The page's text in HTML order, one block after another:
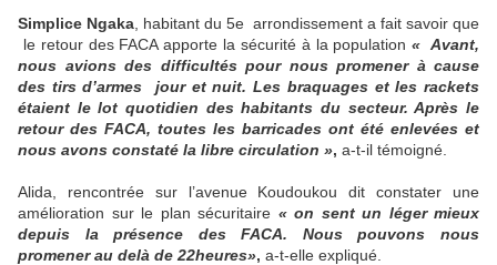
Simplice Ngaka , habitant du 5e arrondissement a fait savoir que
le retour des FACA apporte la sécurité à la population« Avant,
nous avions des difficultés pour nous promener à cause
des tirs d’armes jour et nuit. Les braquages et les rackets
étaient le lot quotidien des habitants du secteur. Après le
retour des FACA, toutes les barricades ont été enlevées et
nous avons constaté la libre circulation », a-t-il témoigné.
Alida, rencontrée sur l’avenue Koudoukou dit constater une
amélioration sur le plan sécuritaire « on sent un léger mieux
depuis la présence des FACA. Nous pouvons nous
promener au delà de 22heures», a-t-elle expliqué.